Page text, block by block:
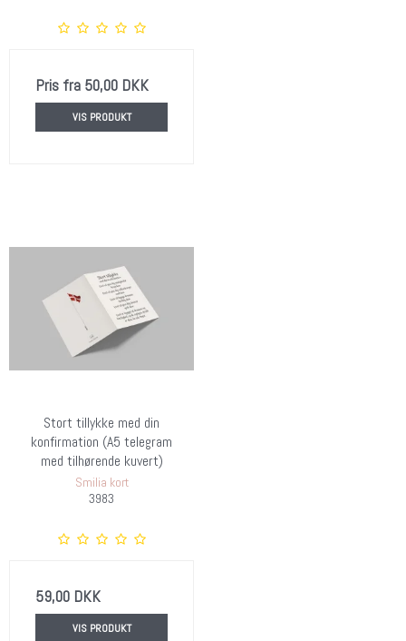
Pris fra 50,00 DKK
VIS PRODUKT
Stort tillykke med din
konfirmation (A5 telegram
med tilhørende kuvert)
Smilia kort
3983
59,00 DKK
VIS PRODUKT